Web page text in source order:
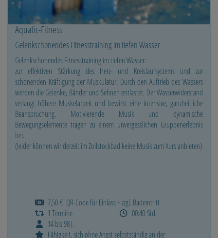
Aquatic-Fitness
Gelenkschonendes Fitnesstraining im tiefen Wasser
Gelenkschonendes Fitnesstraining im tiefen Wasser:
zur effektiven Stärkung des Herz- und Kreislaufsystems und zur
schonenden Kräftigung der Muskulatur. Durch den Auftrieb des Wassers
werden die Gelenke, Bänder und Sehnen entlastet. Der Wasserwiderstand
verlangt höhere Muskelarbeit und bewirkt eine intensive, ganzheitliche
Beanspruchung. Motivierende Musik und dynamische
Bewegungselemente tragen zu einem unvergesslichen Gruppenerlebnis
bei.
(leider können wir derzeit im Zollstockbad keine Musik zum Kurs anbieten)
7,50 € QR-Code für Einlass + zzgl. Badeintritt
1 Termine
00:40 Std.
14 bis 98 J.
Fähigkeit, sich ohne Angst selbstständig an der